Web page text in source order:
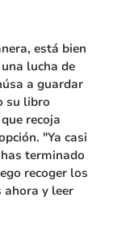
está bien
lucha de
a guardar
su libro
recoja
"Ya casi
terminado
recoger los
ahora y leer